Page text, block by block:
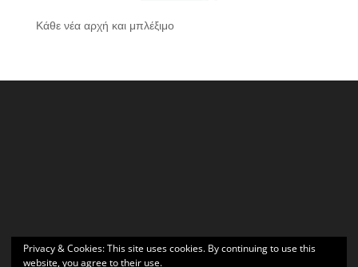
Κάθε νέα αρχή και μπλέξιμο
Privacy & Cookies: This site uses cookies. By continuing to use this
website, you agree to their use.